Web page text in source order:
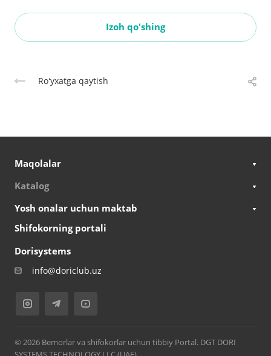
Izoh qo'shing
Roʻyxatga qaytish
Maqolalar
Katalog
Yosh onalar uchun maktab
Shifokorning portali
Dorisystems
info@doriclub.uz
© 2026 Bemorlar va shifokorlar uchun tibbiy Portal. DGT DORI